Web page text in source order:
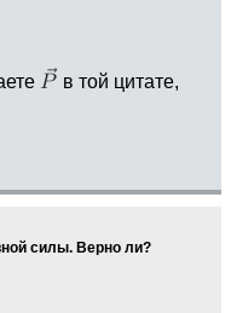
в той цитате,
силы. Верно ли?